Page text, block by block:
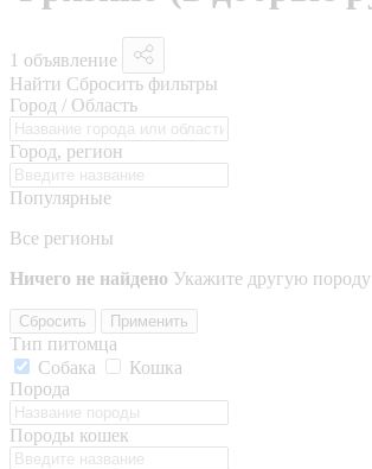
1 объявление
Найти Сбросить фильтры
Город / Область
Город, регион
Популярные
Все регионы
Ничего не найдено Укажите другую породу
Сбросить Применить
Тип питомца
Собака
Кошка
Порода
Породы кошек